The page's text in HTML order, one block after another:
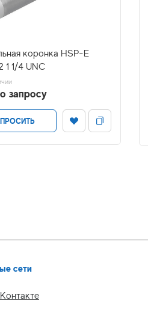
коронка HSP-Е
1 1/4 UNC
запросу
сети